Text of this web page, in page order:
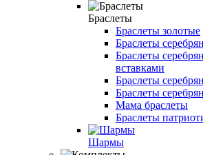
Браслеты
Браслеты золотые
Браслеты
Браслеты
вставками
Браслеты
Браслеты
Мама браслеты
Браслеты
Шармы